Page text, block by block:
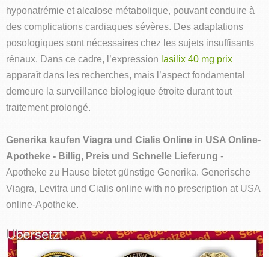
hyponatrémie et alcalose métabolique, pouvant conduire à
des complications cardiaques sévères. Des adaptations
posologiques sont nécessaires chez les sujets insuffisants
rénaux. Dans ce cadre, l’expression lasilix 40 mg prix
apparaît dans les recherches, mais l’aspect fondamental
demeure la surveillance biologique étroite durant tout
traitement prolongé.
Generika kaufen Viagra und Cialis Online in USA Online-
Apotheke - Billig, Preis und Schnelle Lieferung -
Apotheke zu Hause bietet günstige Generika. Generische
Viagra, Levitra und Cialis online with no prescription at USA
online-Apotheke.